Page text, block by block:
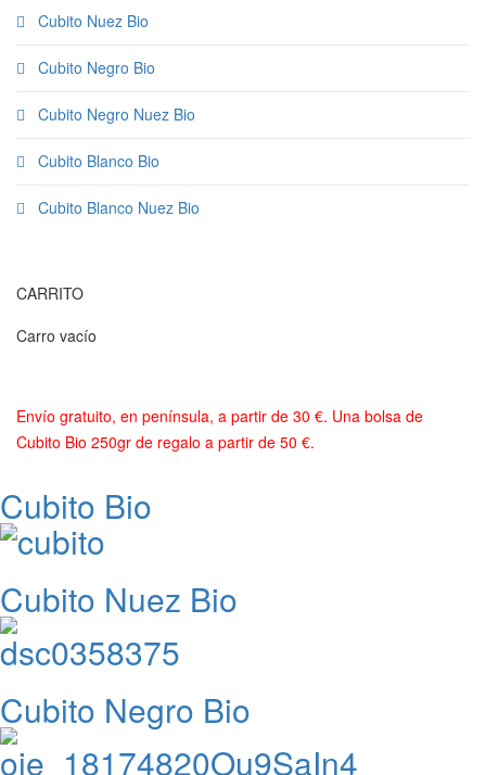
Cubito Nuez Bio
Cubito Negro Bio
Cubito Negro Nuez Bio
Cubito Blanco Bio
Cubito Blanco Nuez Bio
CARRITO
Carro vacío
Envío gratuito, en península, a partir de 30 €. Una bolsa de
Cubito Bio 250gr de regalo a partir de 50 €.
Cubito Bio
Cubito Nuez Bio
Cubito Negro Bio